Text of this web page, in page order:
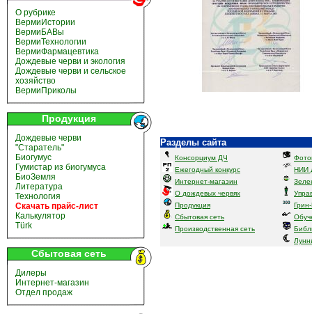
О рубрике
ВермиИстории
ВермиБАВы
ВермиТехнологии
ВермиФармацевтика
Дождевые черви и экология
Дождевые черви и сельское
хозяйство
ВермиПриколы
Продукция
Дождевые черви
"Старатель"
Биогумус
Гумистар из биогумуса
БиоЗемля
Литература
Технология
Скачать прайс-лист
Калькулятор
Türk
Сбытовая сеть
Дилеры
Интернет-магазин
Отдел продаж
Разделы сайта
Консорциум ДЧ
Ежегодный конкурс
Интернет-магазин
О дождевых червях
Продукция
Сбытовая сеть
Производственная сеть
НИИ